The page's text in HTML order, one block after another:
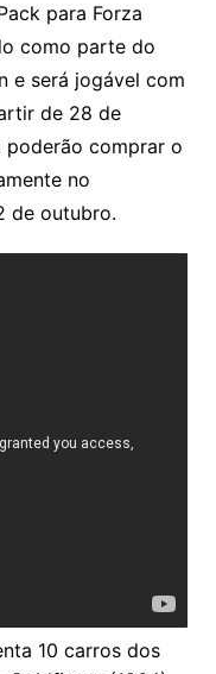
para Forza
como parte do
e será jogável com
de 28 de
poderão comprar o
no
de outubro.
10 carros dos